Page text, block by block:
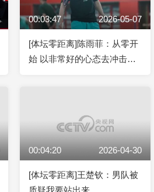
00:03:47 2026-05-07
[体坛零距离]陈雨菲：从零开
始 以非常好的心态去冲击所
00:04:20 2026-04-30
[体坛零距离]王楚钦：男队被
质疑我要站出来